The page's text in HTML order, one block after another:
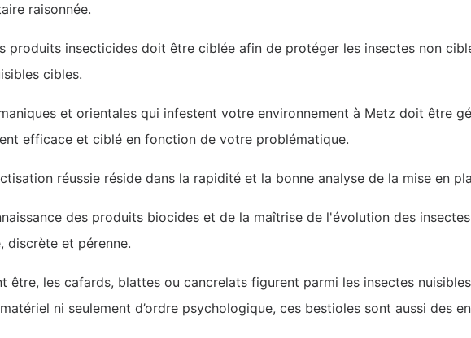
raisonnée.
produits insecticides doit être ciblée afin de protéger les insectes non
cibles.
et orientales qui infestent votre environnement à Metz doit être
efficace et ciblé en fonction de votre problématique.
réussie réside dans la rapidité et la bonne analyse de la mise en
des produits biocides et de la maîtrise de l'évolution des
discrète et pérenne.
être, les cafards, blattes ou cancrelats figurent parmi les insectes
matériel ni seulement d’ordre psychologique, ces bestioles sont aussi des